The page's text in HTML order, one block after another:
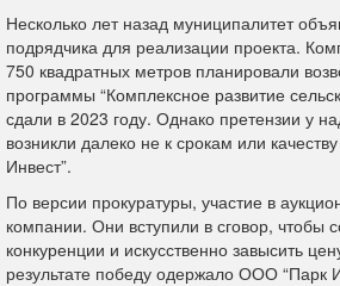
Несколько лет назад муниципалитет
подрядчика для реализации проекта.
750 квадратных метров планировали
программы “Комплексное развитие
сдали в 2023 году. Однако претензии у
возникли далеко не к срокам или
Инвест”.
По версии прокуратуры, участие в
компании. Они вступили в сговор, чтобы
конкуренции и искусственно завысить
результате победу одержало ООО “Парк